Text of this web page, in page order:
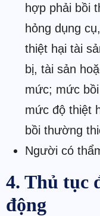
hợp phải bồi
hỏng dụng
thiệt hại tài
bị, tài sản
mức; mức
mức độ thiệt
bồi thường
Người có
4. Thủ tục
động